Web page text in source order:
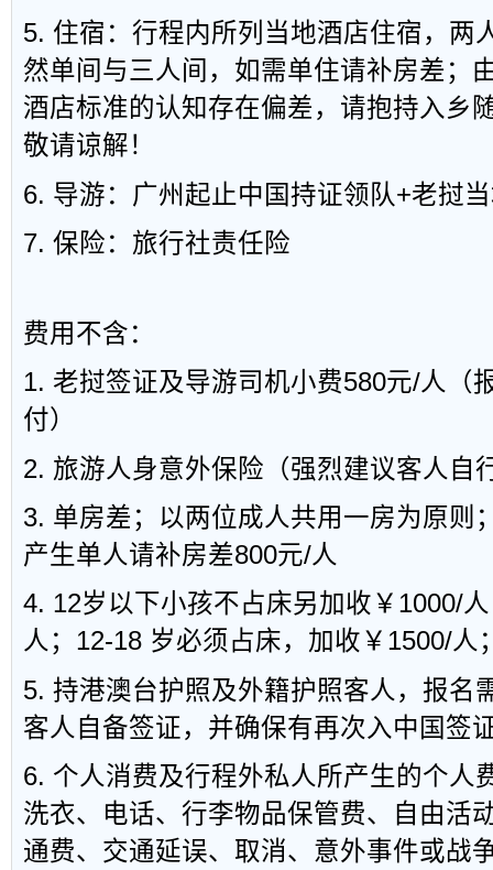
5. 住宿：行程内所列当地酒店住宿，两
然单间与三人间，如需单住请补房差；
酒店标准的认知存在偏差，请抱持入乡
敬请谅解！
6. 导游：广州起止中国持证领队+老挝
7. 保险：旅行社责任险
费用不含：
1. 老挝签证及导游司机小费580元/人（
付）
2. 旅游人身意外保险（强烈建议客人自
3. 单房差；以两位成人共用一房为原则
产生单人请补房差800元/人
4. 12岁以下小孩不占床另加收￥1000/
人；12-18 岁必须占床，加收￥1500/人
5. 持港澳台护照及外籍护照客人，报名
客人自备签证，并确保有再次入中国签
6. 个人消费及行程外私人所产生的个人
洗衣、电话、行李物品保管费、自由活
通费、交通延误、取消、意外事件或战